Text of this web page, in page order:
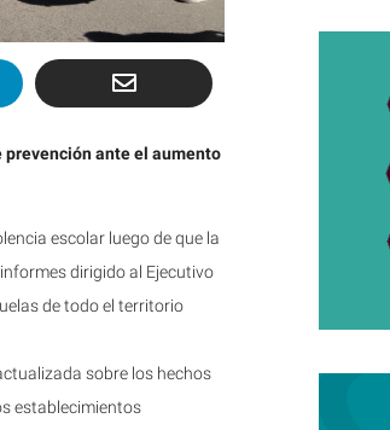
prevención ante el aumento
escolar luego de que la
dirigido al Ejecutivo
de todo el territorio
sobre los hechos
establecimientos